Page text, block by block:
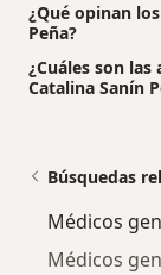
¿Qué opinan
Peña?
¿Cuáles son
Catalina Sanín
Búsquedas
Médicos
Médicos